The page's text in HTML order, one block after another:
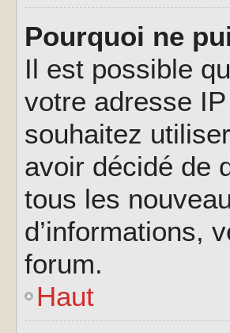
Pourquoi ne
Il est possible
votre adresse
souhaitez
avoir décidé de
tous les
d’informations,
forum.
Haut